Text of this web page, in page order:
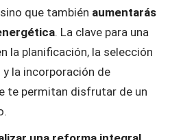
que también aumentarás
. La clave para una
la planificación, la selección
la incorporación de
te permitan disfrutar de un